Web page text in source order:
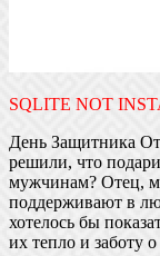
SQLITE NOT
День Защитника
решили, что
мужчинам? Отец,
поддерживают в
хотелось бы
их тепло и заботу о